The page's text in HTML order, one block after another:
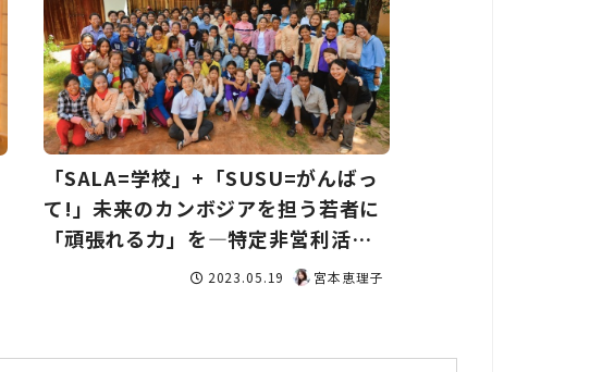
「SALA=学校」+「SUSU=がんばっ
て!」未来のカンボジアを担う若者に
「頑張れる力」を―特定非営利活動
法人SALASUSU
2023.05.19 宮本恵理子